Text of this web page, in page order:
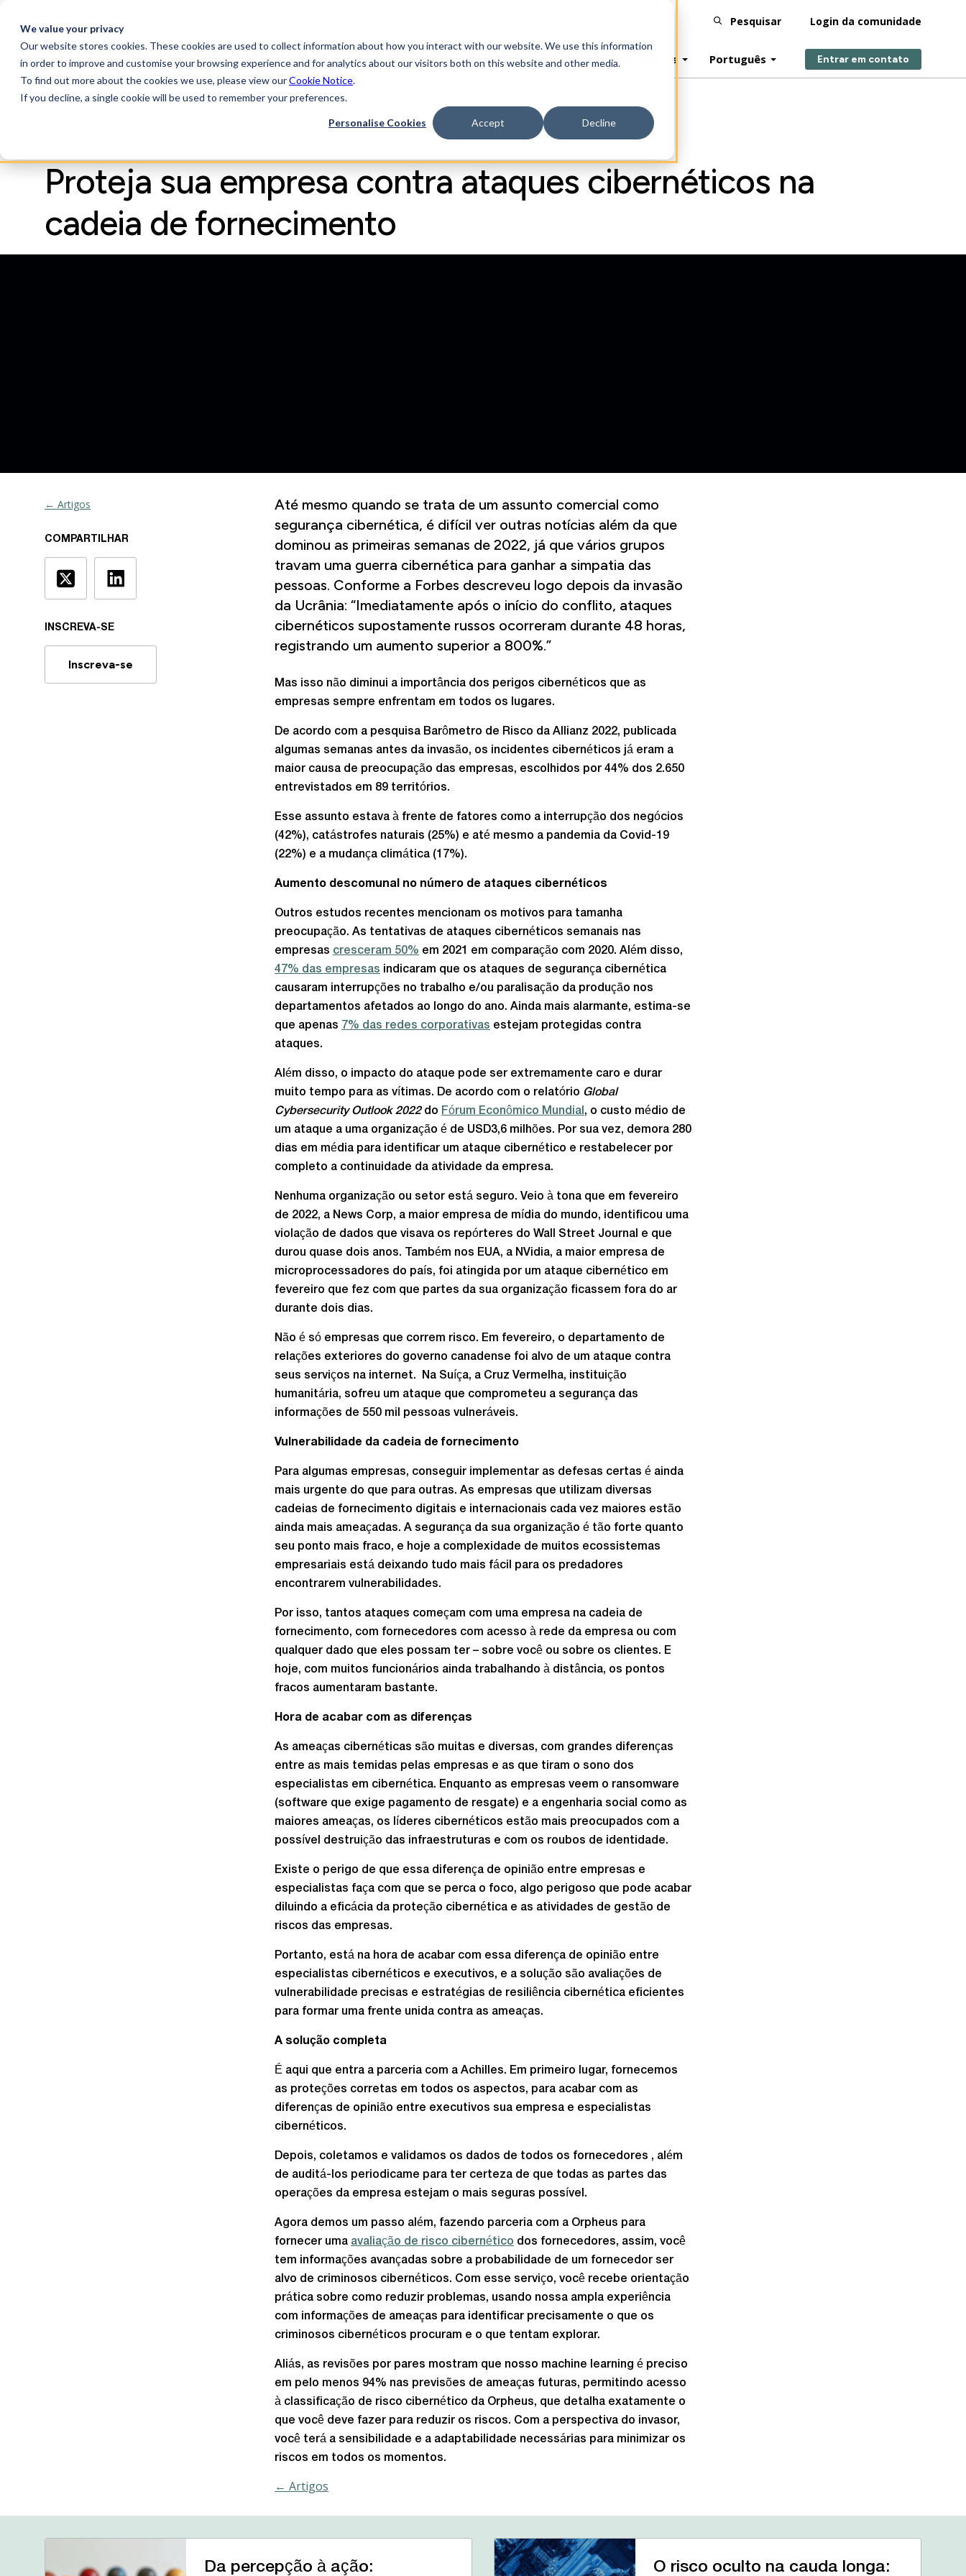
We value your privacy
Our website stores cookies. These cookies are used to collect information about how you interact with our website. We use this information
in order to improve and customise your browsing experience and for analytics about our visitors both on this website and other media.
To find out more about the cookies we use, please view ourCookie Notice.
If you decline, a single cookie will be used to remember your preferences.
Personalise Cookies Accept Decline
Pesquisar Login da comunidade
Productos Indústrias Soluções Recursos Comunidades de fornecedores Português Entrar em contato
Proteja sua empresa contra ataques cibernéticos na
cadeia de fornecimento
← Artigos
COMPARTILHAR
INSCREVA-SE
Inscreva-se
Até mesmo quando se trata de um assunto comercial como
segurança cibernética, é difícil ver outras notícias além da que
dominou as primeiras semanas de 2022, já que vários grupos
travam uma guerra cibernética para ganhar a simpatia das
pessoas. Conforme a Forbes descreveu logo depois da invasão
da Ucrânia: “Imediatamente após o início do conflito, ataques
cibernéticos supostamente russos ocorreram durante 48 horas,
registrando um aumento superior a 800%.”
Mas isso não diminui a importância dos perigos cibernéticos que as
empresas sempre enfrentam em todos os lugares.
De acordo com a pesquisa Barômetro de Risco da Allianz 2022, publicada
algumas semanas antes da invasão, os incidentes cibernéticos já eram a
maior causa de preocupação das empresas, escolhidos por 44% dos 2.650
entrevistados em 89 territórios.
Esse assunto estava à frente de fatores como a interrupção dos negócios
(42%), catástrofes naturais (25%) e até mesmo a pandemia da Covid-19
(22%) e a mudança climática (17%).
Aumento descomunal no número de ataques cibernéticos
Outros estudos recentes mencionam os motivos para tamanha
preocupação. As tentativas de ataques cibernéticos semanais nas
empresas cresceram 50% em 2021 em comparação com 2020. Além disso,
47% das empresas indicaram que os ataques de segurança cibernética
causaram interrupções no trabalho e/ou paralisação da produção nos
departamentos afetados ao longo do ano. Ainda mais alarmante, estima-se
que apenas 7% das redes corporativas estejam protegidas contra
ataques.
Além disso, o impacto do ataque pode ser extremamente caro e durar
muito tempo para as vítimas. De acordo com o relatório Global
Cybersecurity Outlook 2022do Fórum Econômico Mundial , o custo médio de
um ataque a uma organização é de USD3,6 milhões. Por sua vez, demora 280
dias em média para identificar um ataque cibernético e restabelecer por
completo a continuidade da atividade da empresa.
Nenhuma organização ou setor está seguro. Veio à tona que em fevereiro
de 2022, a News Corp, a maior empresa de mídia do mundo, identificou uma
violação de dados que visava os repórteres do Wall Street Journal e que
durou quase dois anos. Também nos EUA, a NVidia, a maior empresa de
microprocessadores do país, foi atingida por um ataque cibernético em
fevereiro que fez com que partes da sua organização ficassem fora do ar
durante dois dias.
Não é só empresas que correm risco. Em fevereiro, o departamento de
relações exteriores do governo canadense foi alvo de um ataque contra
seus serviços na internet. Na Suíça, a Cruz Vermelha, instituição
humanitária, sofreu um ataque que comprometeu a segurança das
informações de 550 mil pessoas vulneráveis.
Vulnerabilidade da cadeia de fornecimento
Para algumas empresas, conseguir implementar as defesas certas é ainda
mais urgente do que para outras. As empresas que utilizam diversas
cadeias de fornecimento digitais e internacionais cada vez maiores estão
ainda mais ameaçadas. A segurança da sua organização é tão forte quanto
seu ponto mais fraco, e hoje a complexidade de muitos ecossistemas
empresariais está deixando tudo mais fácil para os predadores
encontrarem vulnerabilidades.
Por isso, tantos ataques começam com uma empresa na cadeia de
fornecimento, com fornecedores com acesso à rede da empresa ou com
qualquer dado que eles possam ter – sobre você ou sobre os clientes. E
hoje, com muitos funcionários ainda trabalhando à distância, os pontos
fracos aumentaram bastante.
Hora de acabar com as diferenças
As ameaças cibernéticas são muitas e diversas, com grandes diferenças
entre as mais temidas pelas empresas e as que tiram o sono dos
especialistas em cibernética. Enquanto as empresas veem o ransomware
(software que exige pagamento de resgate) e a engenharia social como as
maiores ameaças, os líderes cibernéticos estão mais preocupados com a
possível destruição das infraestruturas e com os roubos de identidade.
Existe o perigo de que essa diferença de opinião entre empresas e
especialistas faça com que se perca o foco, algo perigoso que pode acabar
diluindo a eficácia da proteção cibernética e as atividades de gestão de
riscos das empresas.
Portanto, está na hora de acabar com essa diferença de opinião entre
especialistas cibernéticos e executivos, e a solução são avaliações de
vulnerabilidade precisas e estratégias de resiliência cibernética eficientes
para formar uma frente unida contra as ameaças.
A solução completa
É aqui que entra a parceria com a Achilles. Em primeiro lugar, fornecemos
as proteções corretas em todos os aspectos, para acabar com as
diferenças de opinião entre executivos sua empresa e especialistas
cibernéticos.
Depois, coletamos e validamos os dados de todos os fornecedores , além
de auditá-los periodicame para ter certeza de que todas as partes das
operações da empresa estejam o mais seguras possível.
Agora demos um passo além, fazendo parceria com a Orpheus para
fornecer uma avaliação de risco cibernético dos fornecedores, assim, você
tem informações avançadas sobre a probabilidade de um fornecedor ser
alvo de criminosos cibernéticos. Com esse serviço, você recebe orientação
prática sobre como reduzir problemas, usando nossa ampla experiência
com informações de ameaças para identificar precisamente o que os
criminosos cibernéticos procuram e o que tentam explorar.
Aliás, as revisões por pares mostram que nosso machine learning é preciso
em pelo menos 94% nas previsões de ameaças futuras, permitindo acesso
à classificação de risco cibernético da Orpheus, que detalha exatamente o
que você deve fazer para reduzir os riscos. Com a perspectiva do invasor,
você terá a sensibilidade e a adaptabilidade necessárias para minimizar os
riscos em todos os momentos.
← Artigos
Da percepção à ação: O risco oculto na cauda longa: